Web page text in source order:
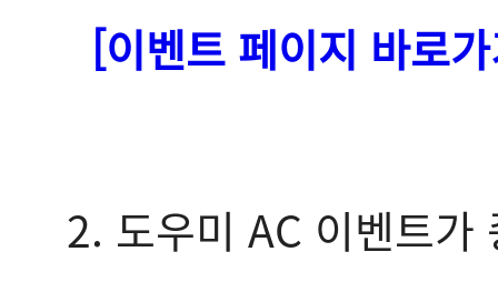
[이벤트 페이지 바로
2. 도우미 AC 이벤트가